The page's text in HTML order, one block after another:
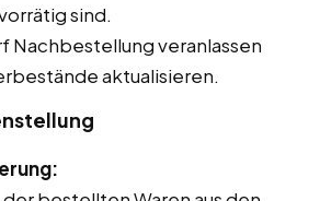
sind.
Nachbestellung veranlassen
aktualisieren.